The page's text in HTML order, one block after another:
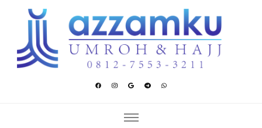
Azzamku Umroh dan Hajj